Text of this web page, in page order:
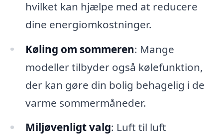
hvilket kan hjælpe med at reducere
dine energiomkostninger.
Køling om sommeren: Mange
modeller tilbyder også kølefunktion,
der kan gøre din bolig behagelig i de
varme sommermåneder.
Miljøvenligt valg: Luft til luft